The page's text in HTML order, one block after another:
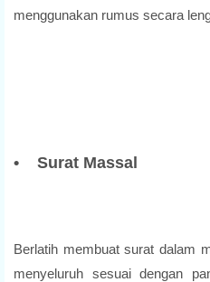
menggunakan rumus secara
• Surat Massal
Berlatih membuat surat dalam
menyeluruh sesuai dengan